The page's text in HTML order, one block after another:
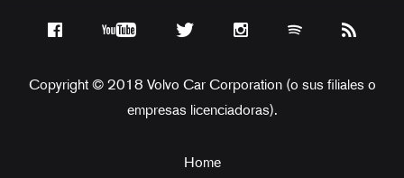
Copyright © 2018 Volvo Car Corporation (o sus filiales o
empresas licenciadoras).
Home